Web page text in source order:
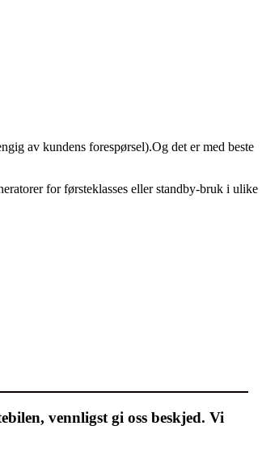
av kundens forespørsel).Og det er med beste
for førsteklasses eller standby-bruk i ulike
vennligst gi oss beskjed. Vi